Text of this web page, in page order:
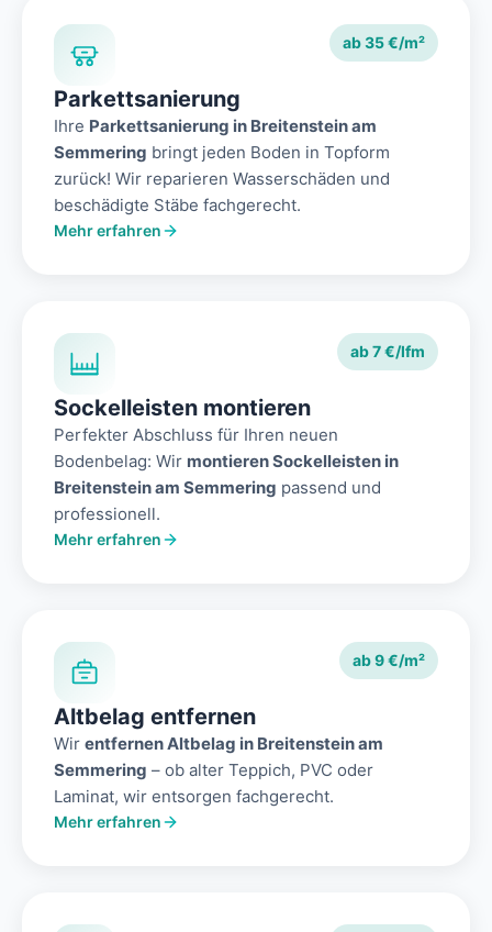
ab 35 €/m²
Parkettsanierung
Ihre Parkettsanierung in Breitenstein am
Semmering bringt jeden Boden in Topform
zurück! Wir reparieren Wasserschäden und
beschädigte Stäbe fachgerecht.
Mehr erfahren
ab 7 €/lfm
Sockelleisten montieren
Perfekter Abschluss für Ihren neuen
Bodenbelag: Wir montieren Sockelleisten in
Breitenstein am Semmering passend und
professionell.
Mehr erfahren
ab 9 €/m²
Altbelag entfernen
Wir entfernen Altbelag in Breitenstein am
Semmering – ob alter Teppich, PVC oder
Laminat, wir entsorgen fachgerecht.
Mehr erfahren